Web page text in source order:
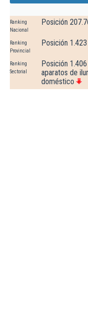
Ranking
Nacional
Posición
Ranking
Provincial
Posición
Ranking
Sectorial
Posición
aparatos de
doméstico